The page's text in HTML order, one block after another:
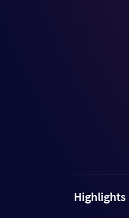
Highlights